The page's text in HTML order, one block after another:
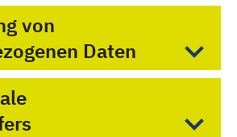
von
Daten